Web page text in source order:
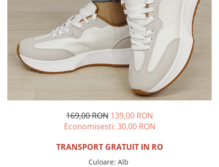
Incaltamine primavara-vara piele
Imbracaminte
Camasi si topuri
Blugi si pantaloni
Fuste
Pulovere si cardigane
Rochii
Salopete
169,00 RON 139,00 RON
Economisesti: 30,00 RON
TRANSPORT GRATUIT IN RO
Culoare: Alb